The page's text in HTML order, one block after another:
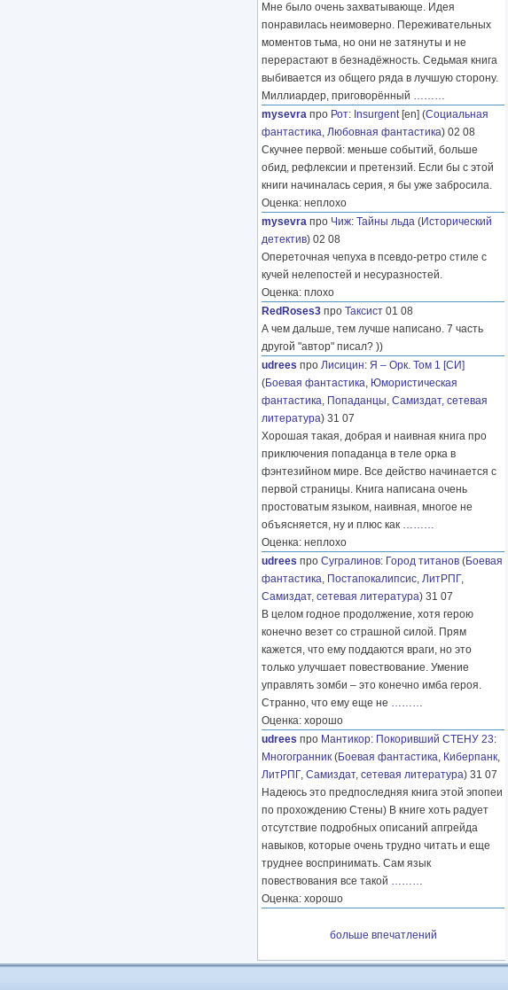
Мне было очень захватывающе. Идея
понравилась неимоверно. Переживательных
моментов тьма, но они не затянуты и не
перерастают в безнадёжность. Седьмая книга
выбивается из общего ряда в лучшую сторону.
Миллиардер, приговорённый ………
mysevra про Рот: Insurgent[en] (Социальная
фантастика, Любовная фантастика) 02 08
Скучнее первой: меньше событий, больше
обид, рефлексии и претензий. Если бы с этой
книги начиналась серия, я бы уже забросила.
Оценка: неплохо
mysevra про Чиж: Тайны льда (Исторический
детектив) 02 08
Опереточная чепуха в псевдо-ретро стиле с
кучей нелепостей и несуразностей.
Оценка: плохо
RedRoses3 про Таксист 01 08
А чем дальше, тем лучше написано. 7 часть
другой "автор" писал? ))
udrees про Лисицин: Я – Орк. Том 1 [СИ]
(Боевая фантастика, Юмористическая
фантастика, Попаданцы, Самиздат, сетевая
литература) 31 07
Хорошая такая, добрая и наивная книга про
приключения попаданца в теле орка в
фэнтезийном мире. Все действо начинается с
первой страницы. Книга написана очень
простоватым языком, наивная, многое не
объясняется, ну и плюс как ………
Оценка: неплохо
udrees про Сугралинов: Город титанов (Боевая
фантастика, Постапокалипсис, ЛитРПГ,
Самиздат, сетевая литература) 31 07
В целом годное продолжение, хотя герою
конечно везет со страшной силой. Прям
кажется, что ему поддаются враги, но это
только улучшает повествование. Умение
управлять зомби – это конечно имба героя.
Странно, что ему еще не ………
Оценка: хорошо
udrees про Мантикор: Покоривший СТЕНУ 23:
Многогранник (Боевая фантастика, Киберпанк,
ЛитРПГ, Самиздат, сетевая литература) 31 07
Надеюсь это предпоследняя книга этой эпопеи
по прохождению Стены) В книге хоть радует
отсутствие подробных описаний апгрейда
навыков, которые очень трудно читать и еще
труднее воспринимать. Сам язык
повествования все такой ………
Оценка: хорошо
больше впечатлений